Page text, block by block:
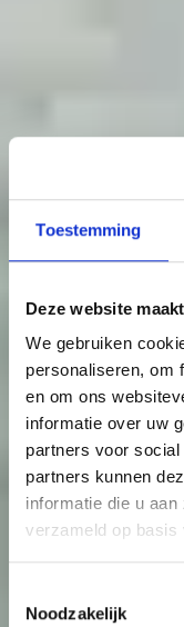
Toestemming
Deze website
We gebruiken
personaliseren, om
en om ons
informatie over uw
partners voor
partners kunnen
informatie die u
verzameld op basis
Noodzakelijk